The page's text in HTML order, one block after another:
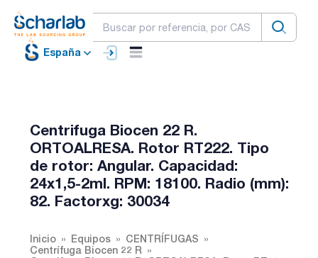
España
Centrifuga Biocen 22 R.
ORTOALRESA. Rotor RT222. Tipo
de rotor: Angular. Capacidad:
24x1,5-2ml. RPM: 18100. Radio (mm):
82. Factorxg: 30034
Inicio Equipos
CENTRÍFUGAS
Centrífuga Biocen 22 R